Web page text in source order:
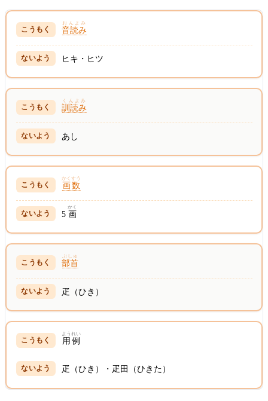
音読み
おんよみ
ヒキ・ヒツ
訓読み
くんよみ
あし
画数
かくすう
5 画
かく
部首
ぶしゅ
疋（ひき）
用例
ようれい
疋（ひき）・疋田（ひきた）